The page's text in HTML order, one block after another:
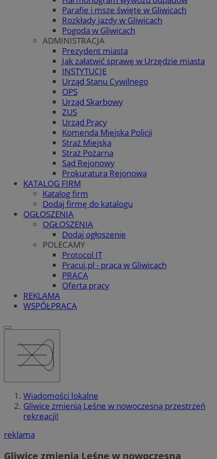
Parafie i msze święte w Gliwicach
Rozkłady jazdy w Gliwicach
Pogoda w Gliwicach
ADMINISTRACJA
Prezydent miasta
Jak załatwić sprawę w Urzędzie miasta
INSTYTUCJE
Urząd Stanu Cywilnego
OPS
Urząd Skarbowy
ZUS
Urząd Pracy
Komenda Miejska Policji
Straż Miejska
Straż Pożarna
Sąd Rejonowy
Prokuratura Rejonowa
KATALOG FIRM
Katalog firm
Dodaj firmę do katalogu
OGŁOSZENIA
OGŁOSZENIA
Dodaj ogłoszenie
POLECAMY
Protocol IT
Pracuj.pl - praca w Gliwicach
PRACA
Oferta pracy
REKLAMA
WSPÓŁPRACA
Wiadomości lokalne
Gliwice zmienią Leśne w nowoczesną przestrzeń
rekreacji!
reklama
Gliwice zmienią Leśne w nowoczesną